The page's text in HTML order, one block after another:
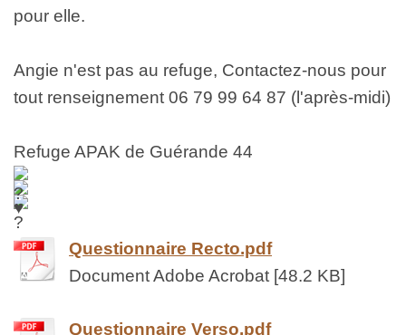
pour elle.
Angie n'est pas au refuge, Contactez-nous pour
tout renseignement 06 79 99 64 87 (l'après-midi)
Refuge APAK de Guérande 44
Questionnaire Recto.pdf
Document Adobe Acrobat [48.2 KB]
Questionnaire Verso.pdf